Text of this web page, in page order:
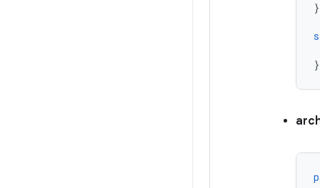
}
}